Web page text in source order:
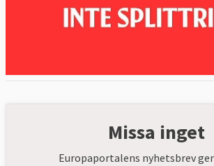
Missa inget
Europaportalens nyhetsbrev